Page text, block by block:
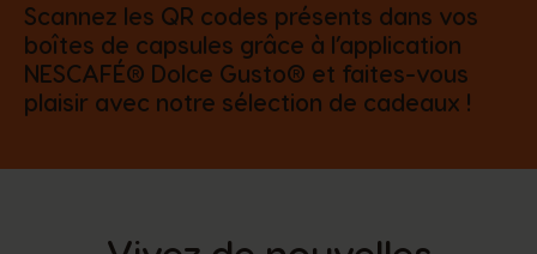
Scannez les QR codes présents dans vos
boîtes de capsules grâce à l’application
NESCAFÉ® Dolce Gusto® et faites-vous
plaisir avec notre sélection de cadeaux !